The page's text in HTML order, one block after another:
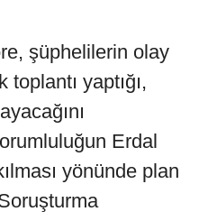
şüphelilerin olay
toplantı yaptığı,
Erdal
yönünde plan